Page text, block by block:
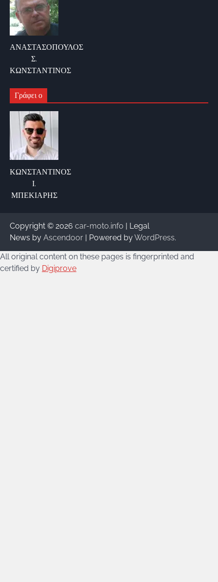
ΑΝΑΣΤΑΣΟΠΟΥΛΟΣ
Σ.
ΚΩΝΣΤΑΝΤΙΝΟΣ
Γράφει ο
ΚΩΝΣΤΑΝΤΙΝΟΣ
Ι.
ΜΠΕΚΙΑΡΗΣ
Copyright © 2026 car-moto.info | Legal
News by Ascendoor | Powered byWordPress.
All original content on these pages is fingerprinted and
certified by Digiprove